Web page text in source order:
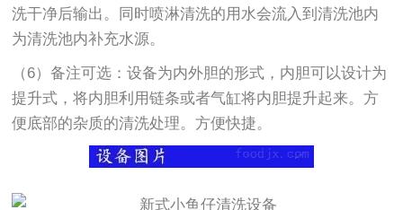
洗干净后输出。同时喷淋清洗的用水会流入到清洗池内
为清洗池内补充水源。
（6）备注可选：设备为内外胆的形式，内胆可以设计为
提升式，将内胆利用链条或者气缸将内胆提升起来。方
便底部的杂质的清洗处理。方便快捷。